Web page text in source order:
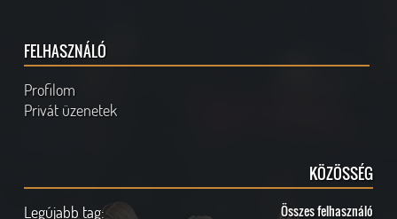
FELHASZNÁLÓ
Profilom
Privát üzenetek
KÖZÖSSÉG
Legújabb tag: Összes felhasználó